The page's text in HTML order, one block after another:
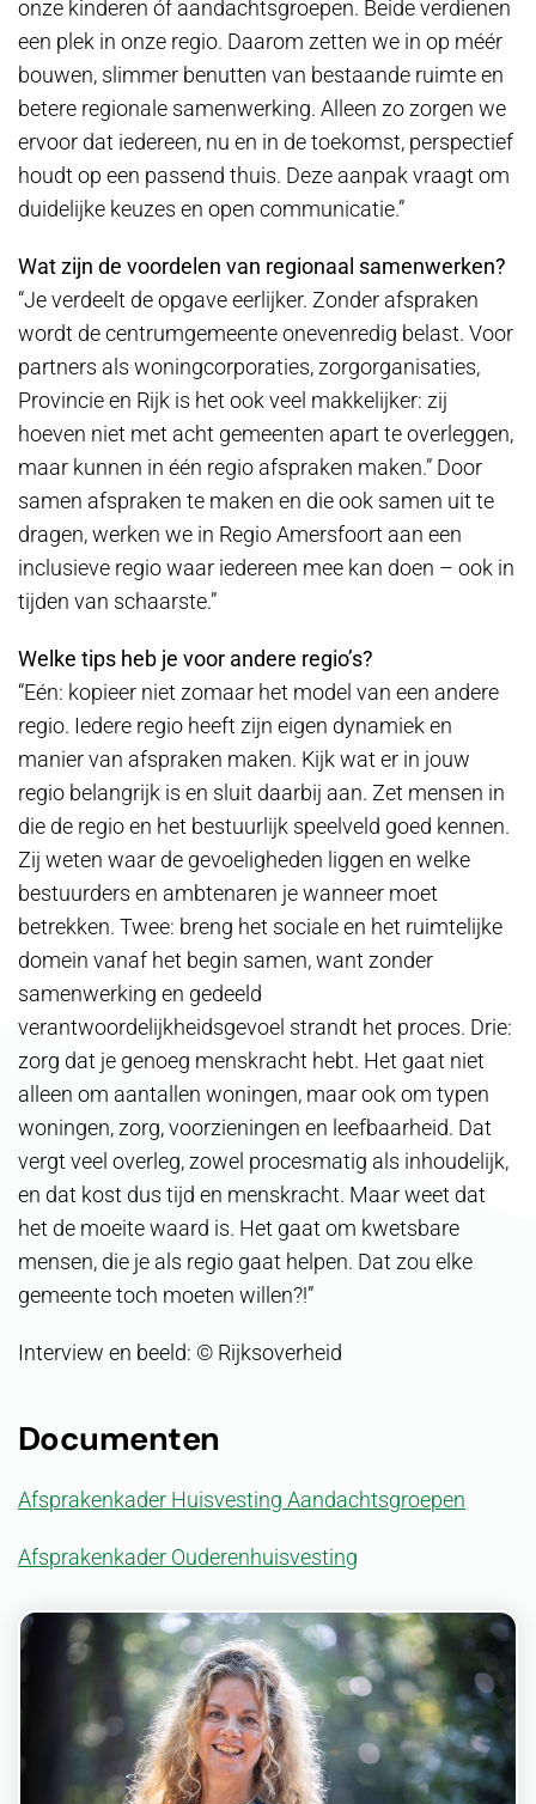
onze kinderen óf aandachtsgroepen. Beide verdienen
een plek in onze regio. Daarom zetten we in op méér
bouwen, slimmer benutten van bestaande ruimte en
betere regionale samenwerking. Alleen zo zorgen we
ervoor dat iedereen, nu en in de toekomst, perspectief
houdt op een passend thuis. Deze aanpak vraagt om
duidelijke keuzes en open communicatie.”
Wat zijn de voordelen van regionaal samenwerken?
“Je verdeelt de opgave eerlijker. Zonder afspraken
wordt de centrumgemeente onevenredig belast. Voor
partners als woningcorporaties, zorgorganisaties,
Provincie en Rijk is het ook veel makkelijker: zij
hoeven niet met acht gemeenten apart te overleggen,
maar kunnen in één regio afspraken maken.” Door
samen afspraken te maken en die ook samen uit te
dragen, werken we in Regio Amersfoort aan een
inclusieve regio waar iedereen mee kan doen – ook in
tijden van schaarste.”
Welke tips heb je voor andere regio’s?
“Eén: kopieer niet zomaar het model van een andere
regio. Iedere regio heeft zijn eigen dynamiek en
manier van afspraken maken. Kijk wat er in jouw
regio belangrijk is en sluit daarbij aan. Zet mensen in
die de regio en het bestuurlijk speelveld goed kennen.
Zij weten waar de gevoeligheden liggen en welke
bestuurders en ambtenaren je wanneer moet
betrekken. Twee: breng het sociale en het ruimtelijke
domein vanaf het begin samen, want zonder
samenwerking en gedeeld
verantwoordelijkheidsgevoel strandt het proces. Drie:
zorg dat je genoeg menskracht hebt. Het gaat niet
alleen om aantallen woningen, maar ook om typen
woningen, zorg, voorzieningen en leefbaarheid. Dat
vergt veel overleg, zowel procesmatig als inhoudelijk,
en dat kost dus tijd en menskracht. Maar weet dat
het de moeite waard is. Het gaat om kwetsbare
mensen, die je als regio gaat helpen. Dat zou elke
gemeente toch moeten willen?!”
Interview en beeld: © Rijksoverheid
Documenten
Afsprakenkader Huisvesting Aandachtsgroepen
Afsprakenkader Ouderenhuisvesting